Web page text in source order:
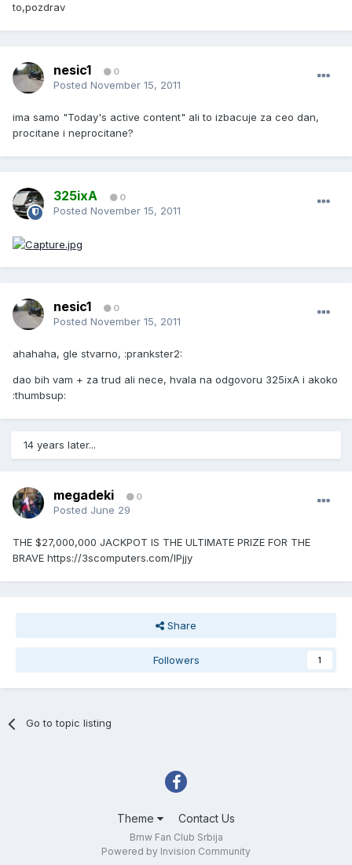
to,pozdrav
nesic1 0
Posted November 15, 2011
ima samo "Today's active content" ali to izbacuje za ceo dan,
procitane i neprocitane?
325ixA 0
Posted November 15, 2011
nesic1 0
Posted November 15, 2011
ahahaha, gle stvarno, :prankster2:
dao bih vam + za trud ali nece, hvala na odgovoru 325ixA i akoko
:thumbsup:
14 years later...
megadeki 0
Posted June 29
THE $27,000,000 JACKPOT IS THE ULTIMATE PRIZE FOR THE
BRAVE https://3scomputers.com/IPjjy
Share
Followers 1
Go to topic listing
Theme Contact Us
Bmw Fan Club Srbija
Powered by Invision Community